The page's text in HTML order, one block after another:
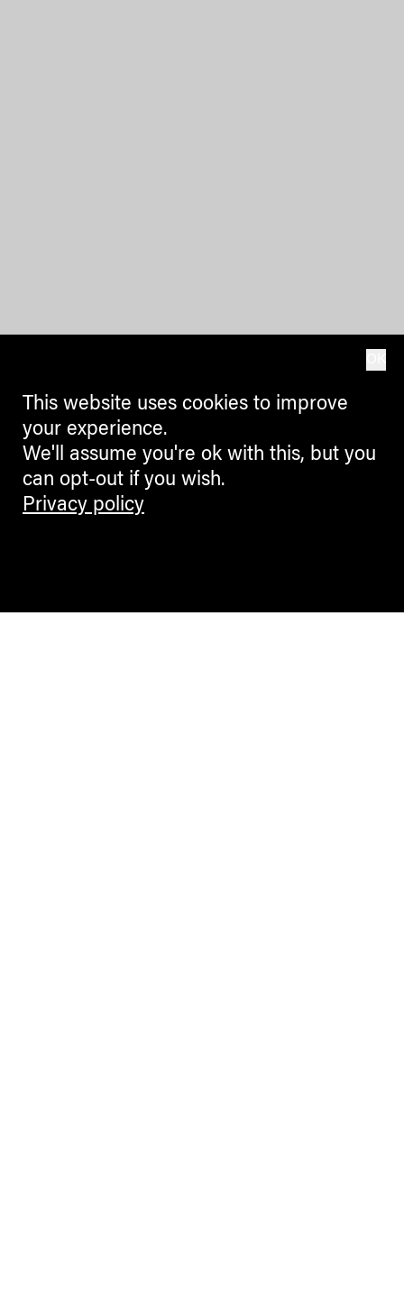
This website uses cookies to improve
your experience.
We'll assume you're ok with this, but you
can opt-out if you wish.
Privacy policy